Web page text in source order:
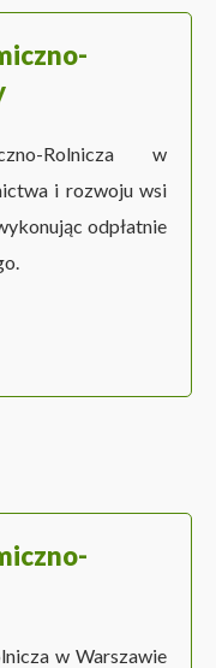
Rolnicza w
i rozwoju wsi
odpłatnie
w Warszawie